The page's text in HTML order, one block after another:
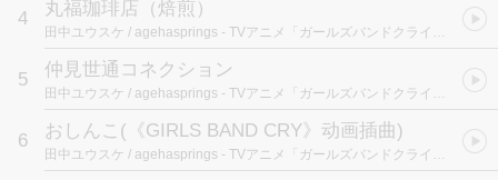
4 丸福珈琲店（焙煎）
田中ユウスケ / agehasprings - TVアニメ「ガールズバンドクライ」 (オリジナルサウンドトラック)
5 仲見世通コネクション
田中ユウスケ / agehasprings - TVアニメ「ガールズバンドクライ」 (オリジナルサウンドトラック)
6 おしんこ (《GIRLS BAND CRY》动画插曲)
田中ユウスケ / agehasprings - TVアニメ「ガールズバンドクライ」 (オリジナルサウンドトラック)